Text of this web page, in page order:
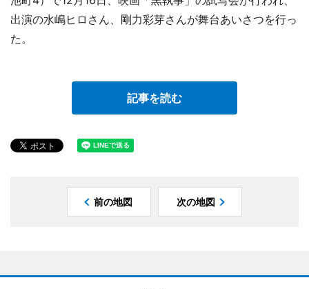
出演の水嶋ヒロさん、剛力彩芽さんが舞台あいさつを行っ
た。
記事を読む
前の地図 次の地図